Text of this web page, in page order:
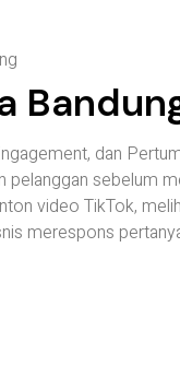
dan
pelanggan sebelum
video TikTok,
merespons